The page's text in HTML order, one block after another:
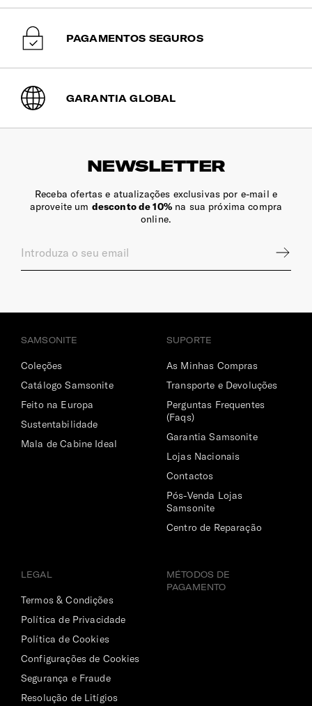
PAGAMENTOS SEGUROS
GARANTIA GLOBAL
NEWSLETTER
Receba ofertas e atualizações exclusivas por e-mail e
aproveite um desconto de 10%na sua próxima compra
online.
SAMSONITE
Coleções
Catálogo Samsonite
Feito na Europa
Sustentabilidade
Mala de Cabine Ideal
SUPORTE
As Minhas Compras
Transporte e Devoluções
Perguntas Frequentes
(Faqs)
Garantia Samsonite
Lojas Nacionais
Contactos
Pós-Venda Lojas
Samsonite
Centro de Reparação
LEGAL
Termos & Condições
Política de Privacidade
Política de Cookies
Configurações de Cookies
Segurança e Fraude
Resolução de Litígios
MÉTODOS DE
PAGAMENTO